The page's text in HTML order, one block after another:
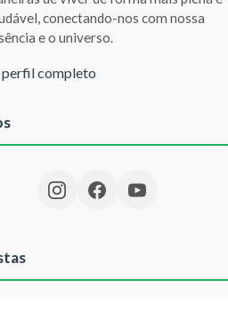
conectando-nos com nossa
e o universo.
perfil completo